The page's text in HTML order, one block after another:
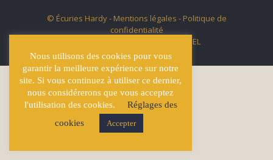
© Écuries Hardy - Mentions légales - Politique de
confidentialité
Lucas GICQUEL
Nous utilisons des cookies pour vous
garantir la meilleure expérience sur notre
site. Si vous continuez à utiliser ce dernier,
nous considérerons que vous acceptez
l'utilisation des cookies.
Réglages des
cookies
Accepter